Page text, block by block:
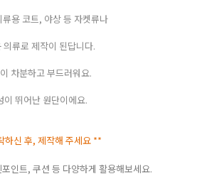
용 코트, 야상 등 자켓류나
류로 제작이 된답니다.
차분하고 부드러워요.
뛰어난 원단이에요.
하신 후, 제작해 주세요 **
인트, 쿠션 등 다양하게 활용해보세요.